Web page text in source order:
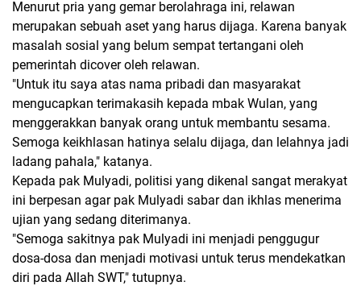
Menurut pria yang gemar berolahraga ini, relawan
merupakan sebuah aset yang harus dijaga. Karena banyak
masalah sosial yang belum sempat tertangani oleh
pemerintah dicover oleh relawan.
"Untuk itu saya atas nama pribadi dan masyarakat
mengucapkan terimakasih kepada mbak Wulan, yang
menggerakkan banyak orang untuk membantu sesama.
Semoga keikhlasan hatinya selalu dijaga, dan lelahnya jadi
ladang pahala," katanya.
Kepada pak Mulyadi, politisi yang dikenal sangat merakyat
ini berpesan agar pak Mulyadi sabar dan ikhlas menerima
ujian yang sedang diterimanya.
"Semoga sakitnya pak Mulyadi ini menjadi penggugur
dosa-dosa dan menjadi motivasi untuk terus mendekatkan
diri pada Allah SWT," tutupnya.